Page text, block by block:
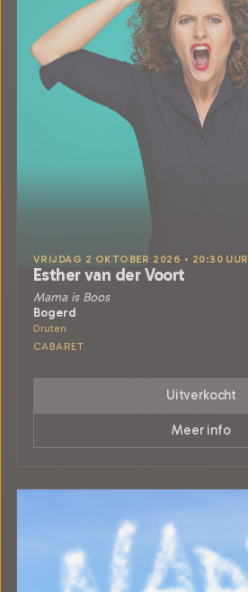
VRIJDAG 2 OKTOBER 2026 • 20:30 UUR
Esther van der Voort
Mama is Boos
Bogerd
Druten
CABARET
Uitverkocht
Meer info